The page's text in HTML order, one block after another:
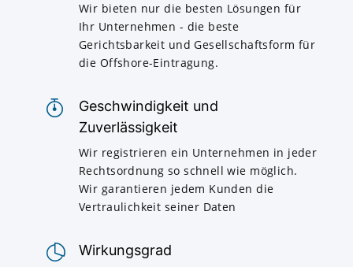
Wir bieten nur die besten Lösungen für
Ihr Unternehmen - die beste
Gerichtsbarkeit und Gesellschaftsform für
die Offshore-Eintragung.
Geschwindigkeit und
Zuverlässigkeit
Wir registrieren ein Unternehmen in jeder
Rechtsordnung so schnell wie möglich.
Wir garantieren jedem Kunden die
Vertraulichkeit seiner Daten
Wirkungsgrad